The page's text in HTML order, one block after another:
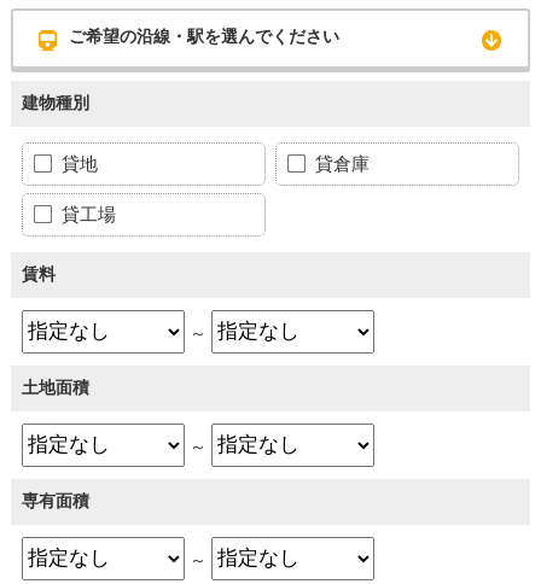
ご希望の沿線・駅を選んでください
建物種別
貸地 貸倉庫
貸工場
賃料
～
土地面積
～
専有面積
～